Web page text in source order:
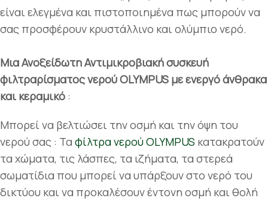
είναι ελεγμένα και πιστοποιημένα πως μπορούν να
σας προσφέρουν κρυστάλλινο και ολύμπιο νερό.
Μια Ανοξείδωτη Αντιμικροβιακή συσκευή
φιλτραρίσματος νερού OLYMPUS με ενεργό άνθρακα
και κεραμικό :
Μπορεί να βελτιώσει την οσμή και την όψη του
νερού σας : Τα φίλτρα νερού OLYMPUS κατακρατούν
τα χώματα, τις λάσπες, τα ιζήματα, τα στερεά
σωματίδια που μπορεί να υπάρξουν στο νερό του
δικτύου και να προκαλέσουν έντονη οσμή και θολή